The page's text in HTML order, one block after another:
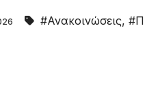
#Ανακοινώσεις,